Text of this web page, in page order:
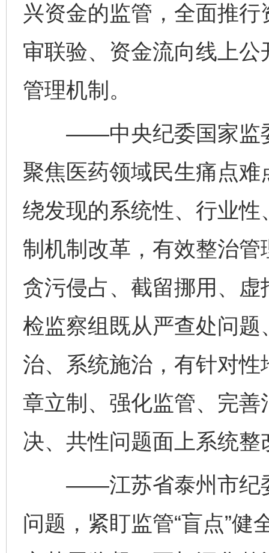
兴资金的监管，全面推
审联验、资金流向线上
管理机制。
——中央纪委国家监委
聚焦医药领域民生痛点难
绕发现的系统性、行业
制机制改革，有效整治
贪污侵占、截留挪用、
检监察组既从严查处问
治、系统施治，有针对
章立制、强化监管、完
决、共性问题面上系统
——江苏省泰州市纪委
问题，紧盯监管“盲点”健